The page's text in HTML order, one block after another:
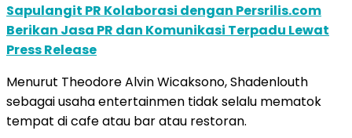
Sapulangit PR Kolaborasi dengan Persrilis.com
Berikan Jasa PR dan Komunikasi Terpadu Lewat
Press Release
Menurut Theodore Alvin Wicaksono, Shadenlouth
sebagai usaha entertainmen tidak selalu mematok
tempat di cafe atau bar atau restoran.